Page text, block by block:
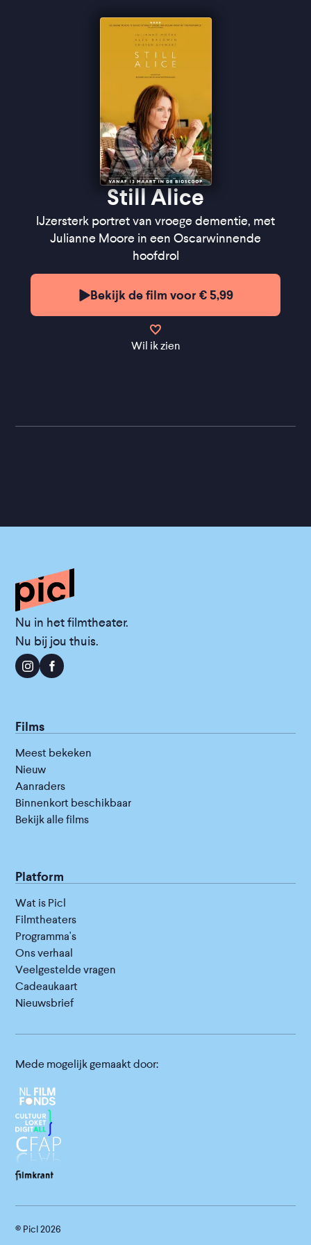
Still Alice
IJzersterk portret van vroege dementie, met
Julianne Moore in een Oscarwinnende
hoofdrol
Bekijk de film voor € 5,99
Wil ik zien
Nu in het filmtheater.
Nu bij jou thuis.
Films
Meest bekeken
Nieuw
Aanraders
Binnenkort beschikbaar
Bekijk alle films
Platform
Wat is Picl
Filmtheaters
Programma's
Ons verhaal
Veelgestelde vragen
Cadeaukaart
Nieuwsbrief
Mede mogelijk gemaakt door:
© Picl2026